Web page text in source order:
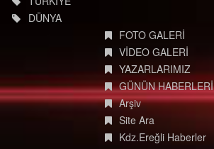
DÜNYA
FOTO GALERİ
VİDEO GALERİ
YAZARLARIMIZ
GÜNÜN HABERLERİ
Arşiv
Site Ara
Kdz.Ereğli Haberler